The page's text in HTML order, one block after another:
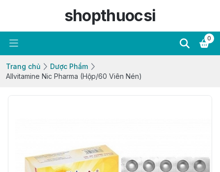
shopthuocsi
0
Trang chủ
Dược Phẩm
Allvitamine Nic Pharma (Hộp/60 Viên Nén)